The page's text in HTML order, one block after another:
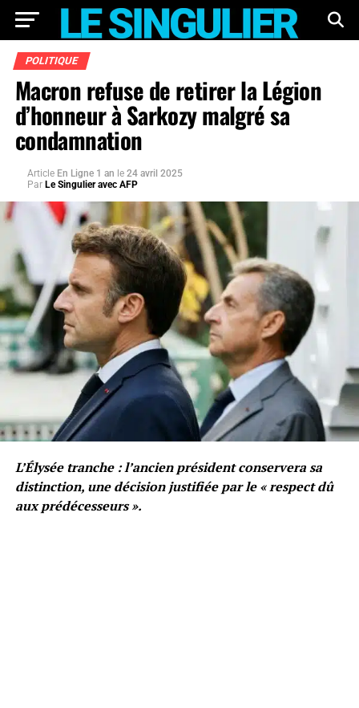
POLITIQUE
Macron refuse de retirer la Légion
d’honneur à Sarkozy malgré sa
condamnation
Article En Ligne 1 an le 24 avril 2025
Par Le Singulier avec AFP
L’Élysée tranche : l’ancien président conservera sa
distinction, une décision justifiée par le « respect dû
aux prédécesseurs ».